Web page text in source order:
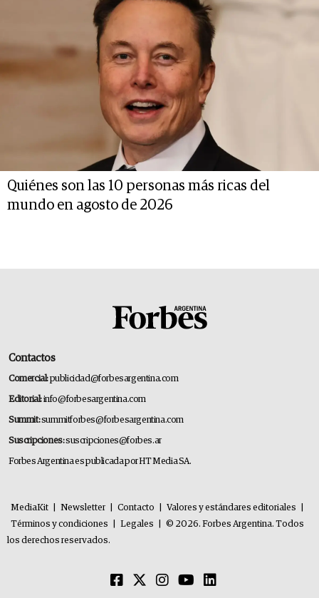
Quiénes son las 10 personas más ricas del
mundo en agosto de 2026
Contactos
Comercial:publicidad@forbesargentina.com
Editorial:info@forbesargentina.com
Summit:summitforbes@forbesargentina.com
Suscripciones:suscripciones@forbes.ar
Forbes Argentina es publicada por HT Media SA.
MediaKit Newsletter Contacto Valores y estándares editoriales
Términos y condiciones
Legales
© 2026. Forbes Argentina. Todos
los derechos reservados.